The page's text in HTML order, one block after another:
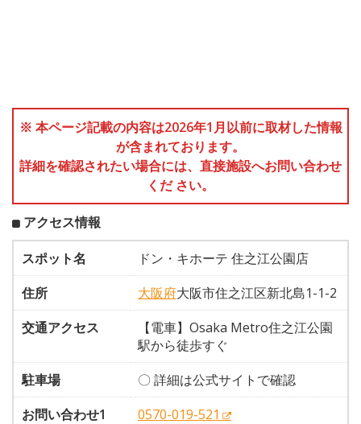
※ 本ページ記載の内容は2026年1月以前に取材した情報
が含まれております。
詳細を確認されたい場合には、直接施設へお問い合わせ
くだ さい。
アクセス情報
スポット名
ドン・キホーテ 住之江公園店
住所
大阪府大阪市住之江区新北島1-1-2
交通アクセス
【電車】Osaka Metro住之江公園
駅から徒歩すぐ
駐車場
〇 詳細は公式サイトで確認
お問い合わせ1
0570-019-521